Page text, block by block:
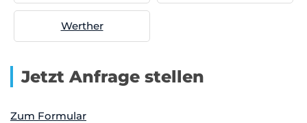
Werther
Jetzt Anfrage stellen
Zum Formular